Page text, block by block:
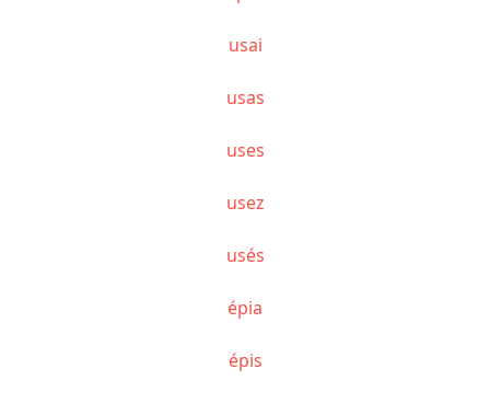
usai
usas
uses
usez
usés
épia
épis